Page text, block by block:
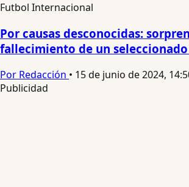
Futbol Internacional
Por causas desconocidas:
fallecimiento de un
Por Redacción • 15 de junio de 2024,
Publicidad